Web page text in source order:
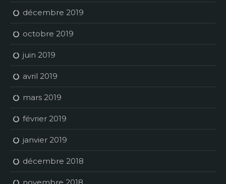
décembre 2019
octobre 2019
juin 2019
avril 2019
mars 2019
février 2019
janvier 2019
décembre 2018